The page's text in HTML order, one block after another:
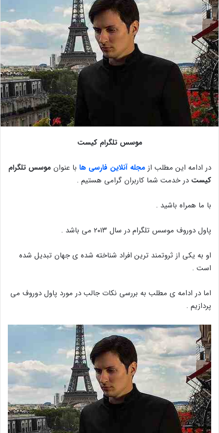
موسس تلگرام کیست
در ادامه این مطلب از مجله آنلاین فارسی ها با عنوان موسس تلگرام
کیست در خدمت شما کاربران گرامی هستیم .
با ما همراه باشید .
پاول دوروف موسس تلگرام در سال ۲۰۱۳ می باشد .
او به یکی از ثروتمند ترین افراد شناخته شده ی جهان تبدیل شده
است .
اما در ادامه ی مطلب به بررسی نکات جالب در مورد پاول دوروف می
پردازیم .